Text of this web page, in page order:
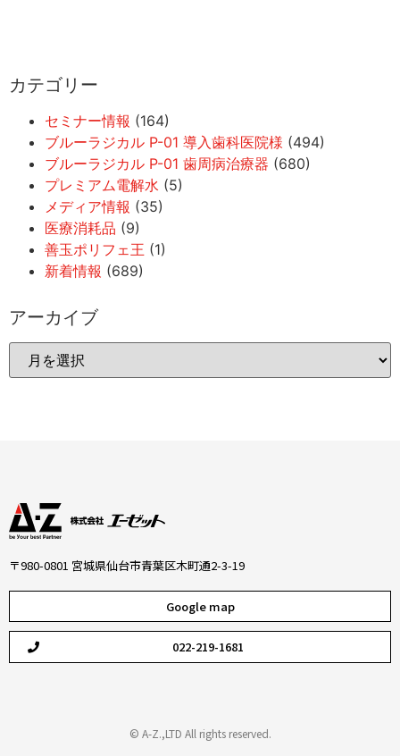
カテゴリー
セミナー情報 (164)
ブルーラジカル P-01 導入歯科医院様 (494)
ブルーラジカル P-01 歯周病治療器 (680)
プレミアム電解水 (5)
メディア情報 (35)
医療消耗品 (9)
善玉ポリフェ王 (1)
新着情報 (689)
アーカイブ
〒980-0801 宮城県仙台市青葉区木町通2-3-19
Google map
022-219-1681
© A-Z.,LTD All rights reserved.